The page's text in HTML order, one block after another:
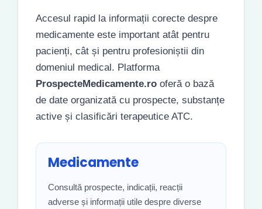
Accesul rapid la informații corecte despre
medicamente este important atât pentru
pacienți, cât și pentru profesioniștii din
domeniul medical. Platforma
ProspecteMedicamente.ro oferă o bază
de date organizată cu prospecte, substanțe
active și clasificări terapeutice ATC.
Medicamente
Consultă prospecte, indicații, reacții
adverse și informații utile despre diverse